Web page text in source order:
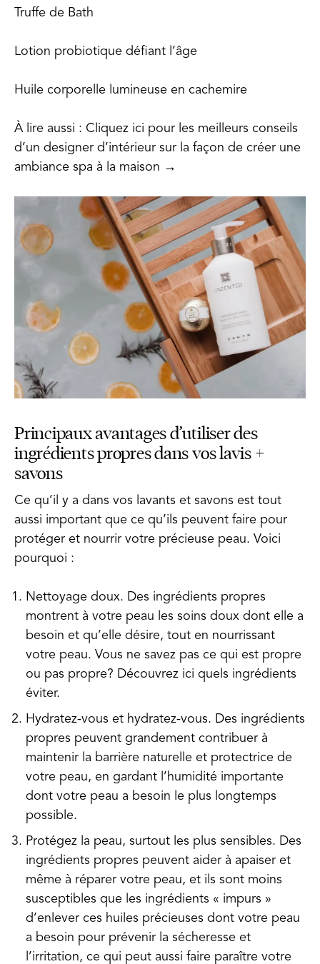
Truffe de Bath
Lotion probiotique défiant l’âge
Huile corporelle lumineuse en cachemire
À lire aussi : Cliquez ici pour les meilleurs conseils
d’un designer d’intérieur sur la façon de créer une
ambiance spa à la maison →
Principaux avantages d’utiliser des
ingrédients propres dans vos lavis +
savons
Ce qu’il y a dans vos lavants et savons est tout
aussi important que ce qu’ils peuvent faire pour
protéger et nourrir votre précieuse peau. Voici
pourquoi :
Nettoyage doux. Des ingrédients propres
montrent à votre peau les soins doux dont elle a
besoin et qu’elle désire, tout en nourrissant
votre peau. Vous ne savez pas ce qui est propre
ou pas propre? Découvrez ici quels ingrédients
éviter.
Hydratez-vous et hydratez-vous. Des ingrédients
propres peuvent grandement contribuer à
maintenir la barrière naturelle et protectrice de
votre peau, en gardant l’humidité importante
dont votre peau a besoin le plus longtemps
possible.
Protégez la peau, surtout les plus sensibles. Des
ingrédients propres peuvent aider à apaiser et
même à réparer votre peau, et ils sont moins
susceptibles que les ingrédients « impurs »
d’enlever ces huiles précieuses dont votre peau
a besoin pour prévenir la sécheresse et
l’irritation, ce qui peut aussi faire paraître votre